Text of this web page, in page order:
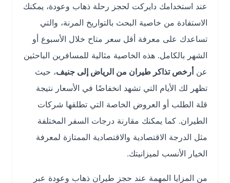
عند استخدامك دايركت لحجز رحلة ذهاب وعودة، يمكنك
الاستفادة من خاصية البحث بالتواريخ المرنة، والتي
تساعدك على معرفة أقل سعر متاح خلال الأسبوع أو
الشهر بالكامل. هذه الخاصية مثالية للمسافرين الباحثين
أرخص تذاكر طيران من الرياض إلى جنيف ، حيث
تظهر لك الأيام التي تشهد انخفاضًا في الأسعار نتيجة
قلة الطلب أو العروض الخاصة التي تطلقها شركات
الطيران. كما يمكنك مقارنة درجات السفر المختلفة
مثل الدرجة الاقتصادية والاقتصادية الممتازة لمعرفة
الخيار الأنسب لميزانيتك.
من المزايا المهمة عند حجز طيران ذهاب وعودة عبر